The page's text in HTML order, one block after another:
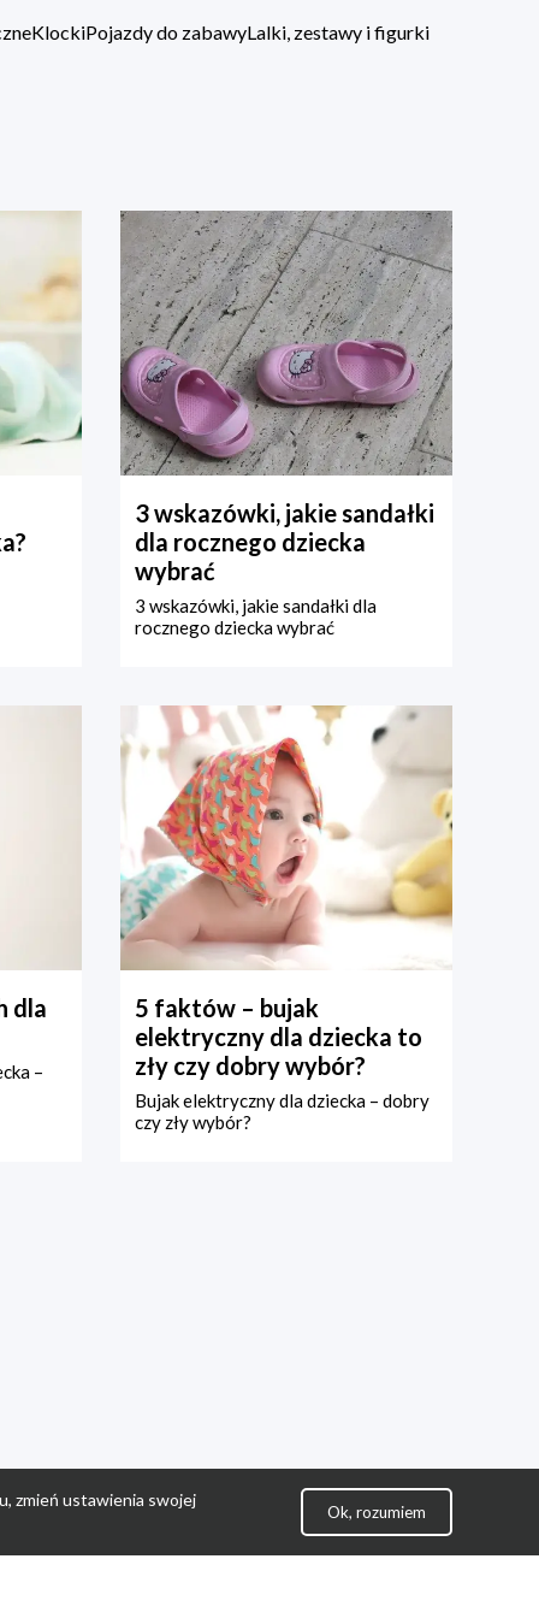
KlockiPojazdy do zabawyLalki, zestawy i figurki
3 wskazówki, jakie sandałki
dla rocznego dziecka
wybrać
3 wskazówki, jakie sandałki dla
rocznego dziecka wybrać
dla
–
5 faktów – bujak
elektryczny dla dziecka to
zły czy dobry wybór?
Bujak elektryczny dla dziecka – dobry
czy zły wybór?
zmień ustawienia swojej
Ok, rozumiem